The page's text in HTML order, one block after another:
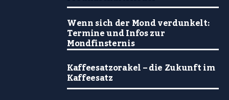
Wenn sich der Mond verdunkelt:
Termine und Infos zur
Mondfinsternis
Kaffeesatzorakel – die Zukunft im
Kaffeesatz